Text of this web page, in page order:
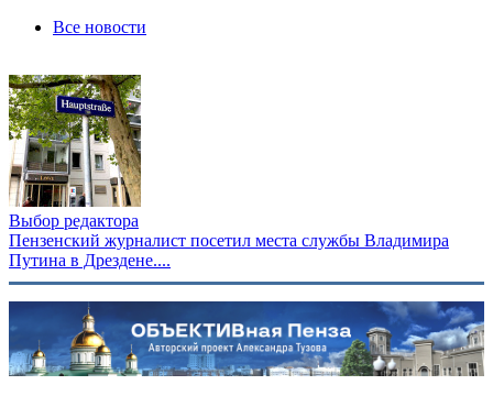
Все новости
Выбор редактора
Пензенский журналист посетил места службы Владимира
Путина в Дрездене....